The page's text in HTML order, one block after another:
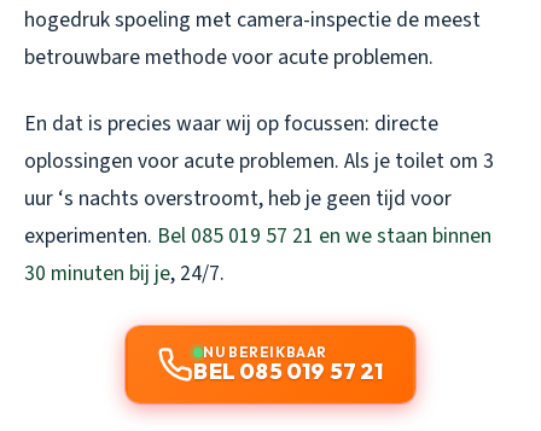
hogedruk spoeling met camera-inspectie de meest
betrouwbare methode voor acute problemen.
En dat is precies waar wij op focussen: directe
oplossingen voor acute problemen. Als je toilet om 3
uur ‘s nachts overstroomt, heb je geen tijd voor
experimenten. Bel 085 019 57 21 en we staan binnen
30 minuten bij je, 24/7.
NU BEREIKBAAR
BEL 085 019 57 21